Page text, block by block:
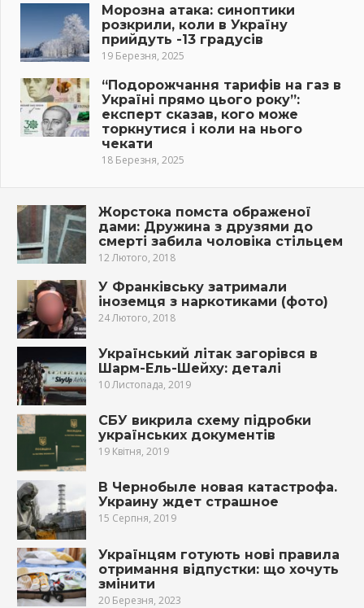
Морозна атака: синоптики
розкрили, коли в Україну
прийдуть -13 градусів
19 Березня, 2025
“Подорожчання тарифів на газ в
Україні прямо цього року”:
експерт сказав, кого може
торкнутися і коли на нього
чекати
18 Березня, 2025
Жорстока помста ображеної
дами: Дружина з друзями до
смерті забила чоловіка стільцем
12 Лютого, 2018
У Франківську затримали
іноземця з наркотиками (фото)
24 Лютого, 2018
Український літак загорівся в
Шарм-Ель-Шейху: деталі
10 Листопада, 2019
СБУ викрила схему підробки
українських документів
19 Квітня, 2019
В Чернобыле новая катастрофа.
Украину ждет страшное
15 Серпня, 2019
Українцям готують нові правила
отримання відпустки: що хочуть
змінити
20 Березня, 2023